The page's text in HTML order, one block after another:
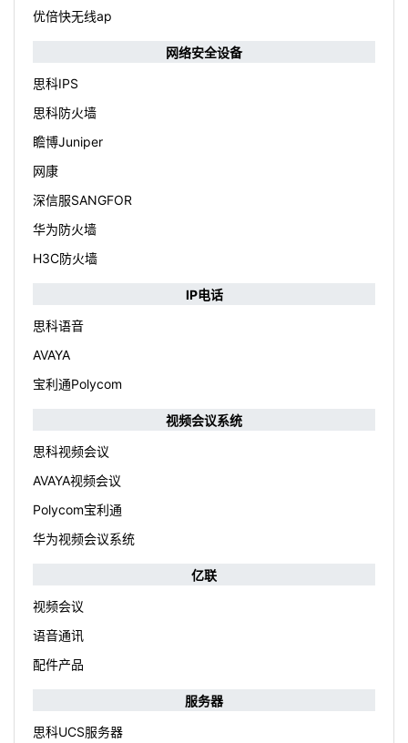
优倍快无线ap
网络安全设备
思科IPS
思科防火墙
瞻博Juniper
网康
深信服SANGFOR
华为防火墙
H3C防火墙
IP电话
思科语音
AVAYA
宝利通Polycom
视频会议系统
思科视频会议
AVAYA视频会议
Polycom宝利通
华为视频会议系统
亿联
视频会议
语音通讯
配件产品
服务器
思科UCS服务器